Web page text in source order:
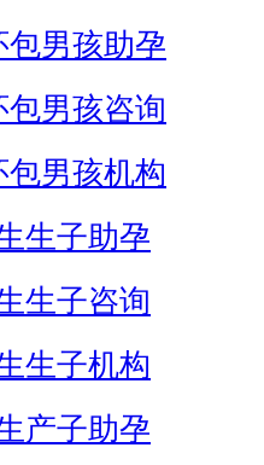
男孩助孕
男孩咨询
男孩机构
生子助孕
生子咨询
生子机构
产子助孕